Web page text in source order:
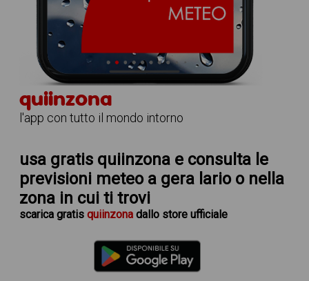
quiinzona
l'app con tutto il mondo intorno
usa gratis quiinzona e consulta le
previsioni meteo a gera larioo nella
zona in cui ti trovi
scarica gratis quiinzonadallo store ufficiale